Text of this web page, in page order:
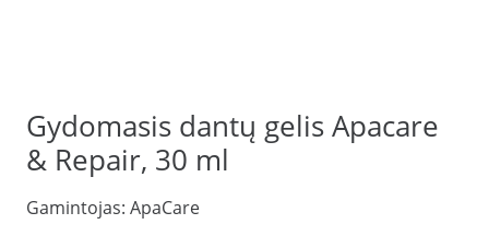
Gydomasis dantų gelis Apacare
& Repair, 30 ml
Gamintojas: ApaCare